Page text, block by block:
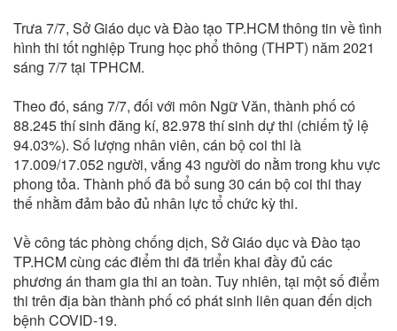
Trưa 7/7, Sở Giáo dục và Đào tạo TP.HCM thông tin về tình
hình thi tốt nghiệp Trung học phổ thông (THPT) năm 2021
sáng 7/7 tại TPHCM.
Theo đó, sáng 7/7, đối với môn Ngữ Văn, thành phố có
88.245 thí sinh đăng kí, 82.978 thí sinh dự thi (chiếm tỷ lệ
94.03%). Số lượng nhân viên, cán bộ coi thi là
17.009/17.052 người, vắng 43 người do nằm trong khu vực
phong tỏa. Thành phố đã bổ sung 30 cán bộ coi thi thay
thế nhằm đảm bảo đủ nhân lực tổ chức kỳ thi.
Về công tác phòng chống dịch, Sở Giáo dục và Đào tạo
TP.HCM cùng các điểm thi đã triển khai đầy đủ các
phương án tham gia thi an toàn. Tuy nhiên, tại một số điểm
thi trên địa bàn thành phố có phát sinh liên quan đến dịch
bệnh COVID-19.